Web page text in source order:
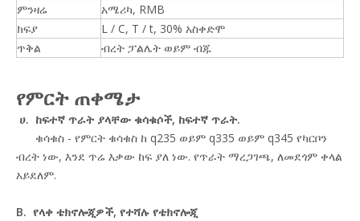
ምንዛሬ
አሜሪካ, RMB
ክፍያ
L / C, T / t, 30% አስቀድሞ
ጥቅል
ብረት ፓልሌት ወይም ብጁ
የምርት ጠቀሜታ
ሀ. ከፍተኛ ጥራት ያላቸው ቁሳቁሶች, ከፍተኛ ጥራት.
ቁሳቁስ - የምርት ቁሳቁስ ከ q235 ወይም q335 ወይም q345 የካርቦን
ብረት ነው, እንደ ጥሬ እቃው ከፍ ያለ ነው. የጥራት ማረጋገጫ, ለመደጎም ቀላል
አይደለም.
B. የላቀ ቴክኖሎጂዎች, የተሻሉ የቴክኖሎጂ